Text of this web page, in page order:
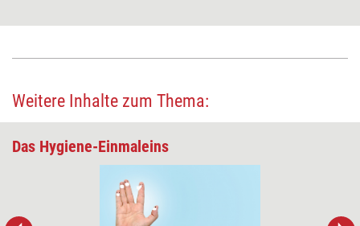
Weitere Inhalte zum Thema:
Das Hygiene-Einmaleins